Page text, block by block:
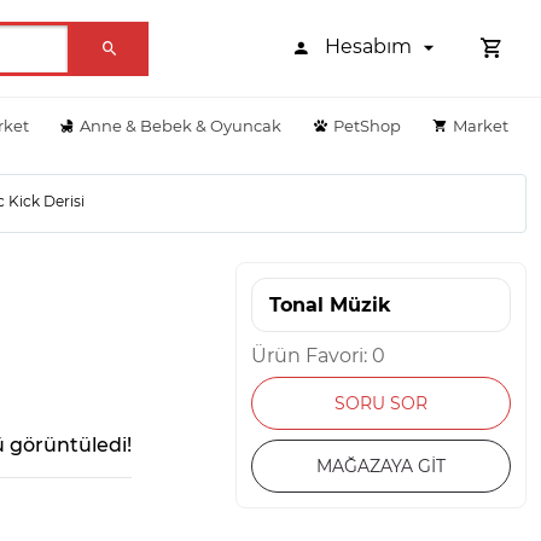
Hesabım
Anne & Bebek & Oyuncak PetShop Market
Kick Derisi
Tonal Müzik
Ürün Favori: 0
SORU SOR
MAĞAZAYA GİT
görüntüledi!